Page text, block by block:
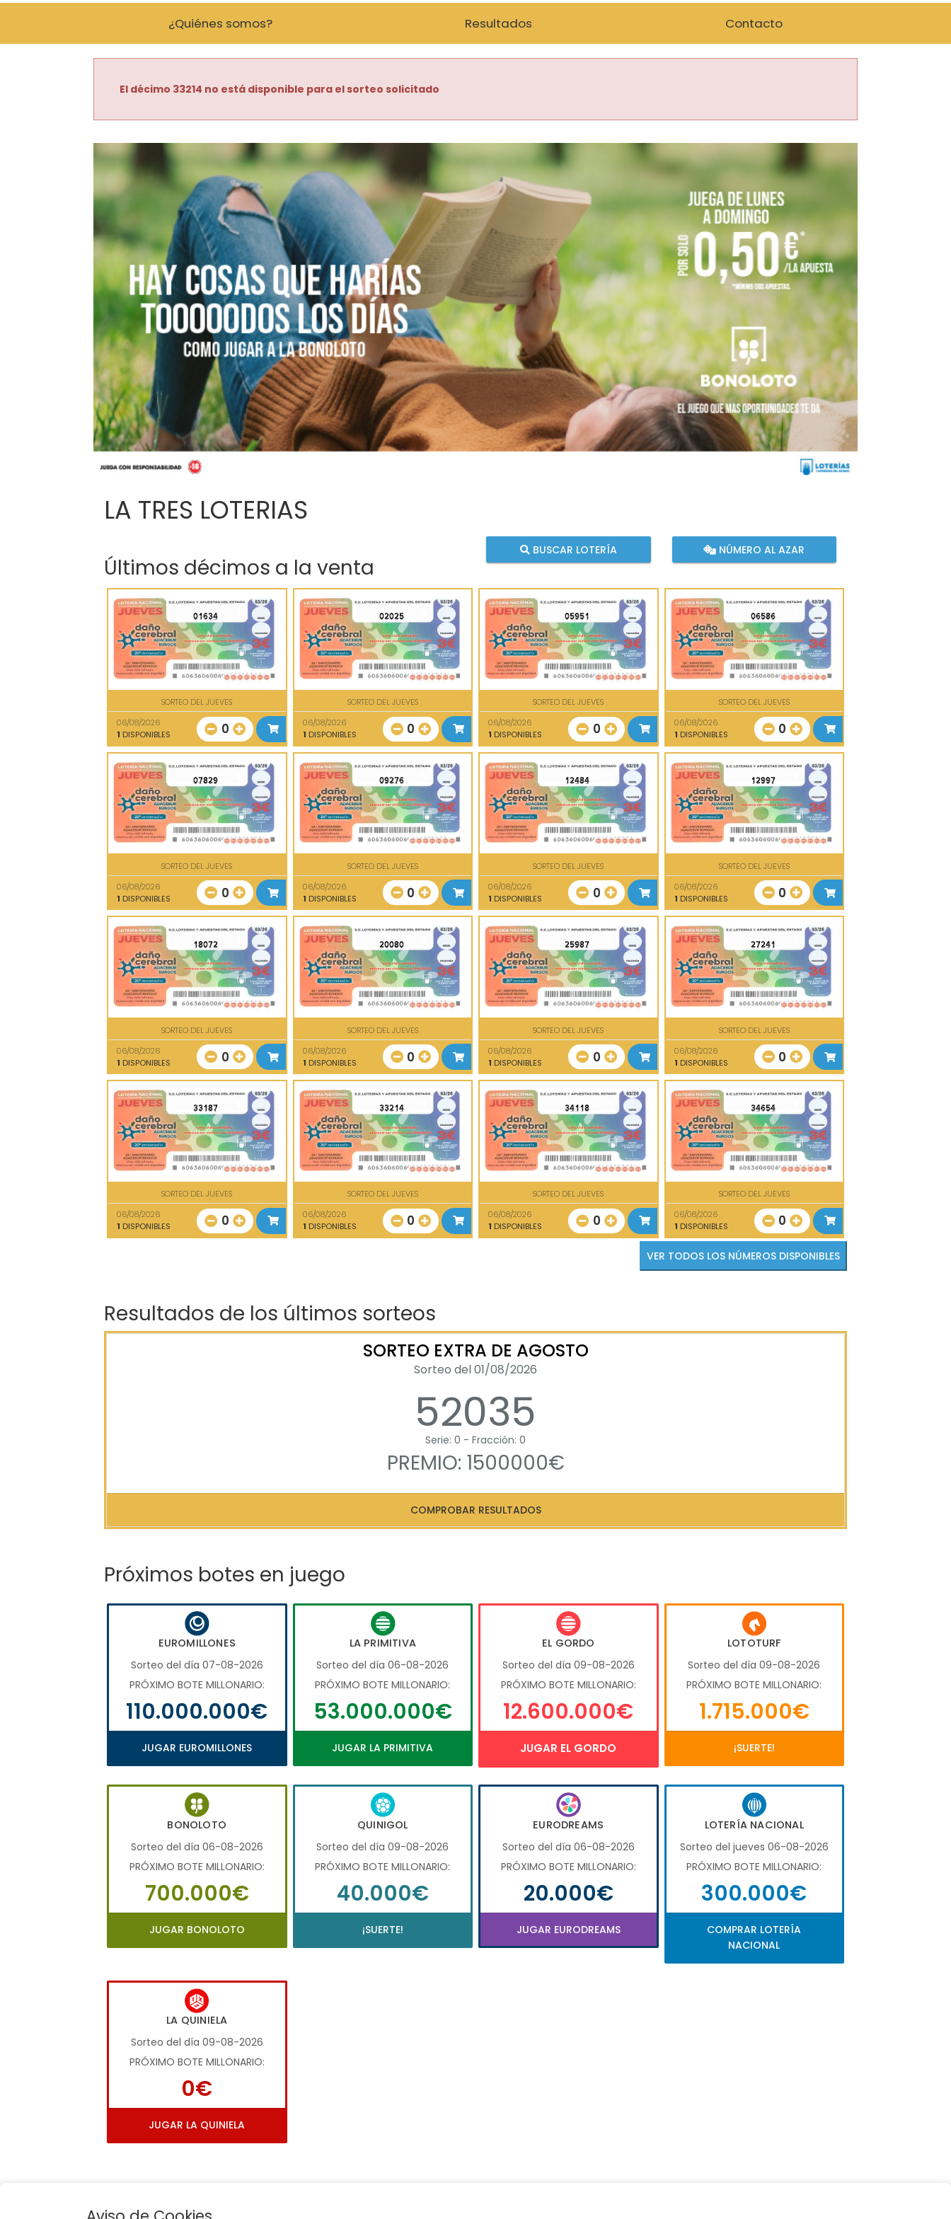
¿Quiénes somos? Resultados Contacto
El décimo 33214 no está disponible para el sorteo solicitado
LA TRES LOTERIAS
Últimos décimos a la venta
BUSCAR LOTERÍA NÚMERO AL AZAR
01634
SORTEO DEL JUEVES
06/08/2026
1 DISPONIBLES 0
02025
SORTEO DEL JUEVES
06/08/2026
1 DISPONIBLES 0
05951
SORTEO DEL JUEVES
06/08/2026
1 DISPONIBLES 0
06586
SORTEO DEL JUEVES
06/08/2026
1 DISPONIBLES 0
07829
SORTEO DEL JUEVES
06/08/2026
1 DISPONIBLES 0
09276
SORTEO DEL JUEVES
06/08/2026
1 DISPONIBLES 0
12484
SORTEO DEL JUEVES
06/08/2026
1 DISPONIBLES 0
12997
SORTEO DEL JUEVES
06/08/2026
1 DISPONIBLES 0
18072
SORTEO DEL JUEVES
06/08/2026
1 DISPONIBLES 0
20080
SORTEO DEL JUEVES
06/08/2026
1 DISPONIBLES 0
25987
SORTEO DEL JUEVES
06/08/2026
1 DISPONIBLES 0
27241
SORTEO DEL JUEVES
06/08/2026
1 DISPONIBLES 0
33187
SORTEO DEL JUEVES
06/08/2026
1 DISPONIBLES 0
33214
SORTEO DEL JUEVES
06/08/2026
1 DISPONIBLES 0
34118
SORTEO DEL JUEVES
06/08/2026
1 DISPONIBLES 0
34654
SORTEO DEL JUEVES
06/08/2026
1 DISPONIBLES 0
VER TODOS LOS NÚMEROS DISPONIBLES
Resultados de los últimos sorteos
SORTEO EXTRA DE AGOSTO
Sorteo del 01/08/2026
52035
Serie: 0 - Fracción: 0
PREMIO: 1500000€
COMPROBAR RESULTADOS
Próximos botes en juego
EUROMILLONES
Sorteo del día 07-08-2026
PRÓXIMO BOTE MILLONARIO:
110.000.000€
JUGAR EUROMILLONES
LA PRIMITIVA
Sorteo del día 06-08-2026
PRÓXIMO BOTE MILLONARIO:
53.000.000€
JUGAR LA PRIMITIVA
EL GORDO
Sorteo del día 09-08-2026
PRÓXIMO BOTE MILLONARIO:
12.600.000€
JUGAR EL GORDO
LOTOTURF
Sorteo del día 09-08-2026
PRÓXIMO BOTE MILLONARIO:
1.715.000€
¡SUERTE!
BONOLOTO
Sorteo del día 06-08-2026
PRÓXIMO BOTE MILLONARIO:
700.000€
JUGAR BONOLOTO
QUINIGOL
Sorteo del día 09-08-2026
PRÓXIMO BOTE MILLONARIO:
40.000€
¡SUERTE!
EURODREAMS
Sorteo del día 06-08-2026
PRÓXIMO BOTE MILLONARIO:
20.000€
JUGAR EURODREAMS
LOTERÍA NACIONAL
Sorteo del jueves 06-08-2026
PRÓXIMO BOTE MILLONARIO:
300.000€
COMPRAR LOTERÍA
NACIONAL
LA QUINIELA
Sorteo del día 09-08-2026
PRÓXIMO BOTE MILLONARIO:
0€
JUGAR LA QUINIELA